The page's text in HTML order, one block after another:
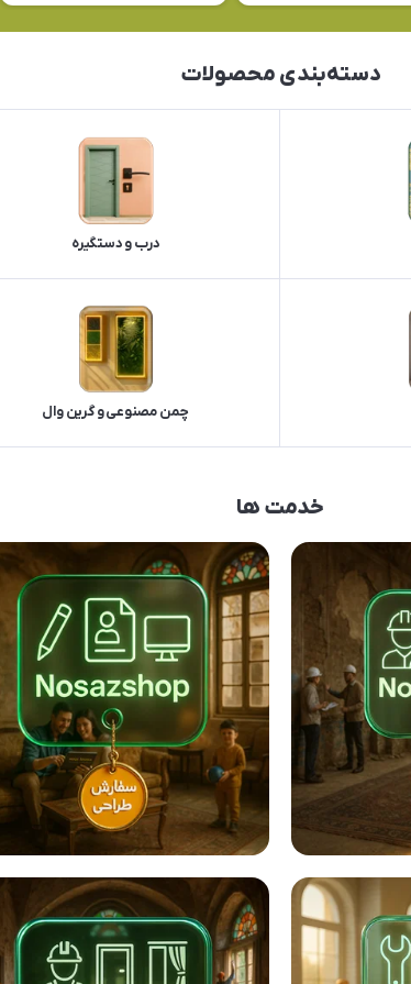
دسته‌بندی محصولات
درب و دستگیره
چمن مصنوعی و گرین وال
خدمت ها